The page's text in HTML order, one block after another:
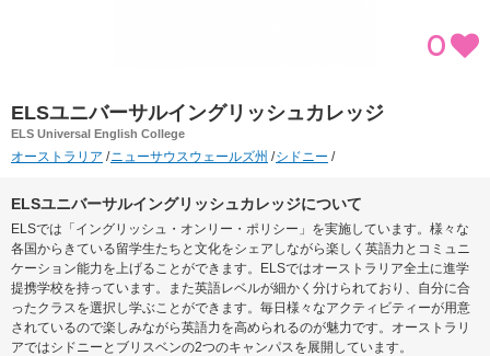
0
ELSユニバーサルイングリッシュカレッジ
ELS Universal English College
オーストラリア ニューサウスウェールズ州 シドニー
ELSユニバーサルイングリッシュカレッジについて
ELSでは「イングリッシュ・オンリー・ポリシー」を実施しています。様々な
各国からきている留学生たちと文化をシェアしながら楽しく英語力とコミュニ
ケーション能力を上げることができます。ELSではオーストラリア全土に進学
提携学校を持っています。また英語レベルが細かく分けられており、自分に合
ったクラスを選択し学ぶことができます。毎日様々なアクティビティーが用意
されているので楽しみながら英語力を高められるのが魅力です。オーストラリ
アではシドニーとブリスベンの2つのキャンパスを展開しています。